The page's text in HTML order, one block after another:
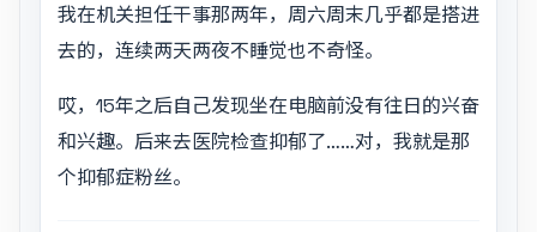
我在机关担任干事那两年，周六周末几乎都是搭进
去的，连续两天两夜不睡觉也不奇怪。
哎，15年之后自己发现坐在电脑前没有往日的兴奋
和兴趣。后来去医院检查抑郁了……对，我就是那
个抑郁症粉丝。